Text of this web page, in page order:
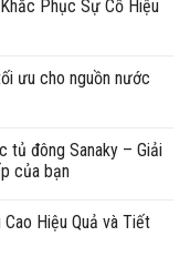
Phục Sự Cố Hiệu
ưu cho nguồn nước
tủ đông Sanaky – Giải
của bạn
Hiệu Quả và Tiết